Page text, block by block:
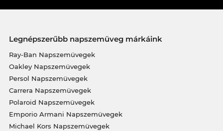
Legnépszerűbb napszemüveg márkáink
Ray-Ban Napszemüvegek
Oakley Napszemüvegek
Persol Napszemüvegek
Carrera Napszemüvegek
Polaroid Napszemüvegek
Emporio Armani Napszemüvegek
Michael Kors Napszemüvegek